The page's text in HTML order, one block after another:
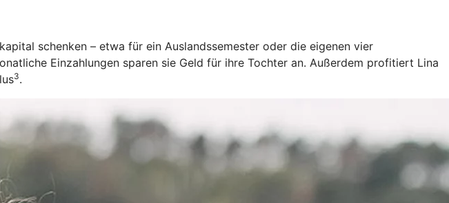
schenken – etwa für ein Auslandssemester oder die eigenen vier
Einzahlungen sparen sie Geld für ihre Tochter an. Außerdem profitiert Lina
3.